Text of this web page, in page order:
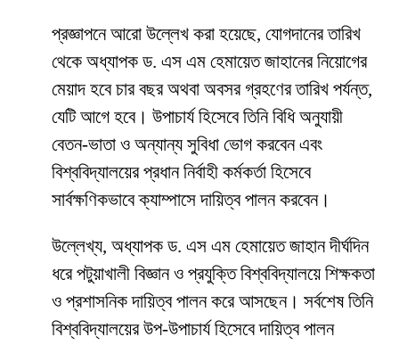
প্রজ্ঞাপনে আরো উল্লেখ করা হয়েছে, যোগদানের তারিখ
থেকে অধ্যাপক ড. এস এম হেমায়েত জাহানের নিয়োগের
মেয়াদ হবে চার বছর অথবা অবসর গ্রহণের তারিখ পর্যন্ত,
যেটি আগে হবে। উপাচার্য হিসেবে তিনি বিধি অনুযায়ী
বেতন-ভাতা ও অন্যান্য সুবিধা ভোগ করবেন এবং
বিশ্ববিদ্যালয়ের প্রধান নির্বাহী কর্মকর্তা হিসেবে
সার্বক্ষণিকভাবে ক্যাম্পাসে দায়িত্ব পালন করবেন।
উল্লেখ্য, অধ্যাপক ড. এস এম হেমায়েত জাহান দীর্ঘদিন
ধরে পটুয়াখালী বিজ্ঞান ও প্রযুক্তি বিশ্ববিদ্যালয়ে শিক্ষকতা
ও প্রশাসনিক দায়িত্ব পালন করে আসছেন। সর্বশেষ তিনি
বিশ্ববিদ্যালয়ের উপ-উপাচার্য হিসেবে দায়িত্ব পালন